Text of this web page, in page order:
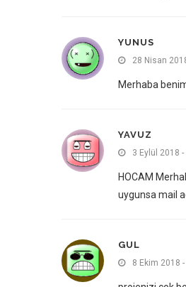
YUNUS
28 Nisan
Merhaba
YAVUZ
3 Eylül 2018
HOCAM
uygunsa mail
GUL
8 Ekim 2018